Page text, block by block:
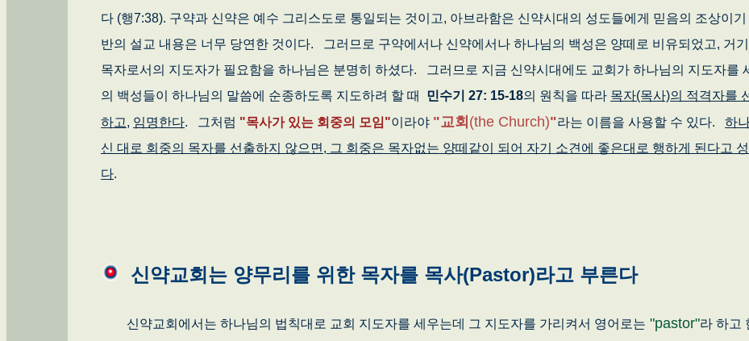
다 (행7:38). 구약과 신약은 예수 그리스도로 통일되는 것이고, 아브라함은 신약시대의 성도들에게 믿음의 조상이기
반의 설교 내용은 너무 당연한 것이다. 그러므로 구약에서나 신약에서나 하나님의 백성은 양떼로 비유되었고, 거기
목자로서의 지도자가 필요함을 하나님은 분명히 하셨다. 그러므로 지금 신약시대에도 교회가 하나님의 지도자를
의 백성들이 하나님의 말씀에 순종하도록 지도하려 할 때 민수기 27: 15-18의 원칙을 따라 목자(목사)의 적격자를
하고, 임명한다. 그처럼 "목사가 있는 회중의 모임"이라야 "교회 (the Church)"라는 이름을 사용할 수 있다. 하
신 대로 회중의 목자를 선출하지 않으면, 그 회중은 목자없는 양떼같이 되어 자기 소견에 좋은대로 행하게 된다고
다.
신약교회는 양무리를 위한 목자를 목사(Pastor)라고 부른다
신약교회에서는 하나님의 법칙대로 교회 지도자를 세우는데 그 지도자를 가리켜서 영어로는 "pastor"라 하고